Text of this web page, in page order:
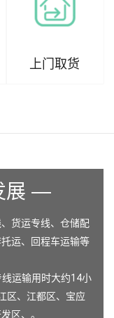
上门取货
展 —
货运专线、仓储配
运、回程车运输等
运输用时大约14小
区、江都区、宝应
区、。